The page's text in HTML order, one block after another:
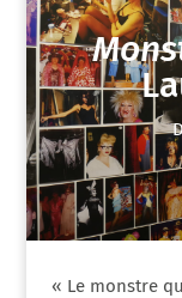
« Le monstre